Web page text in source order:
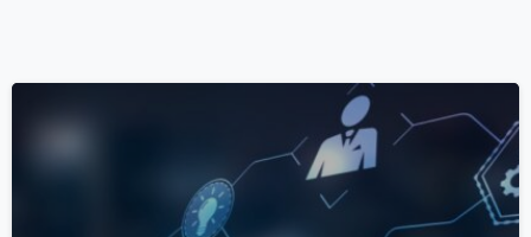
0